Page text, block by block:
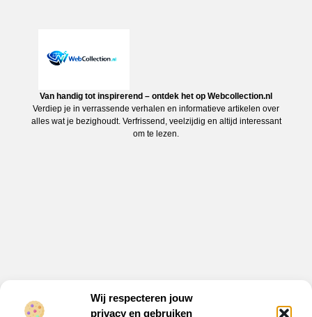
Wij respecteren jouw
privacy en gebruiken
Van handig tot inspirerend – ontdek het op Webcollection.nl
Verdiep je in verrassende verhalen en informatieve artikelen over
alles wat je bezighoudt. Verfrissend, veelzijdig en altijd interessant
om te lezen.